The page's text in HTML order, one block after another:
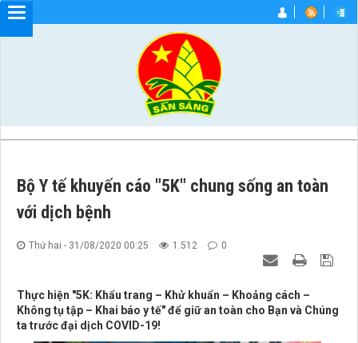
Bộ Y tế khuyến cáo "5K" chung sống an toàn
với dịch bệnh
Thứ hai - 31/08/2020 00:25 1.512 0
Thực hiện "5K: Khẩu trang – Khử khuẩn – Khoảng cách –
Không tụ tập – Khai báo y tế" để giữ an toàn cho Bạn và Chúng
ta trước đại dịch COVID-19!